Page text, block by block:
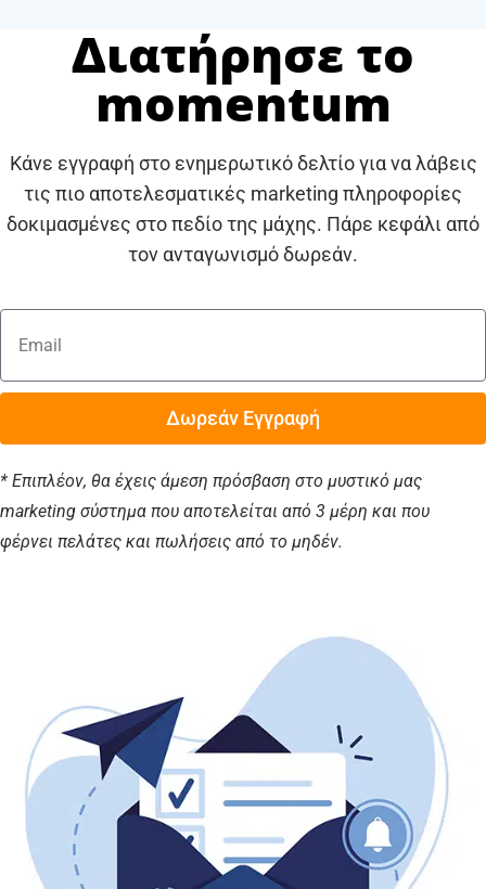
Διατήρησε το
momentum
Κάνε εγγραφή στο ενημερωτικό δελτίο για να λάβεις
τις πιο αποτελεσματικές marketing πληροφορίες
δοκιμασμένες στο πεδίο της μάχης. Πάρε κεφάλι από
τον ανταγωνισμό δωρεάν.
Δωρεάν Εγγραφή
* Επιπλέον, θα έχεις άμεση πρόσβαση στο μυστικό μας
marketing σύστημα που αποτελείται από 3 μέρη και που
φέρνει πελάτες και πωλήσεις από το μηδέν.